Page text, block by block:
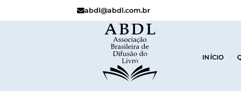
abdl@abdl.com.br
INÍCIO